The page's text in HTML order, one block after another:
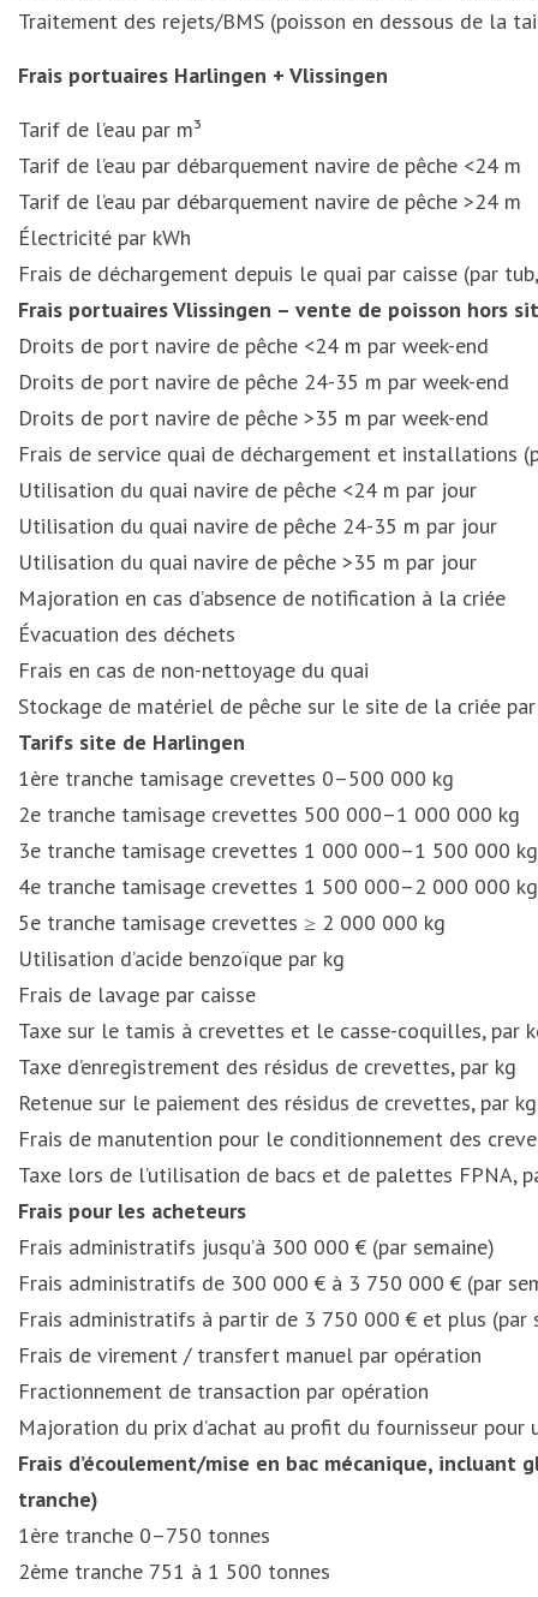
Traitement des rejets/BMS (poisson en dessous de la
Frais portuaires Harlingen + Vlissingen
Tarif de l’eau par m³
Tarif de l’eau par débarquement navire de pêche <24 m
Tarif de l’eau par débarquement navire de pêche >24 m
Électricité par kWh
Frais de déchargement depuis le quai par caisse (par
Frais portuaires Vlissingen – vente de poisson hors
Droits de port navire de pêche <24 m par week-end
Droits de port navire de pêche 24-35 m par week-end
Droits de port navire de pêche >35 m par week-end
Frais de service quai de déchargement et installations
Utilisation du quai navire de pêche <24 m par jour
Utilisation du quai navire de pêche 24-35 m par jour
Utilisation du quai navire de pêche >35 m par jour
Majoration en cas d’absence de notification à la criée
Évacuation des déchets
Frais en cas de non-nettoyage du quai
Stockage de matériel de pêche sur le site de la criée
Tarifs site de Harlingen
1ère tranche tamisage crevettes 0–500 000 kg
2e tranche tamisage crevettes 500 000–1 000 000 kg
3e tranche tamisage crevettes 1 000 000–1 500 000 kg
4e tranche tamisage crevettes 1 500 000–2 000 000 kg
5e tranche tamisage crevettes ≥ 2 000 000 kg
Utilisation d’acide benzoïque par kg
Frais de lavage par caisse
Taxe sur le tamis à crevettes et le casse-coquilles, par
Taxe d’enregistrement des résidus de crevettes, par kg
Retenue sur le paiement des résidus de crevettes, par
Frais de manutention pour le conditionnement des
Taxe lors de l’utilisation de bacs et de palettes FPNA,
Frais pour les acheteurs
Frais administratifs jusqu’à 300 000 € (par semaine)
Frais administratifs de 300 000 € à 3 750 000 € (par
Frais administratifs à partir de 3 750 000 € et plus (par
Frais de virement / transfert manuel par opération
Fractionnement de transaction par opération
Majoration du prix d’achat au profit du fournisseur pour
Frais d’écoulement/mise en bac mécanique, incluant
tranche)
1ère tranche 0–750 tonnes
2ème tranche 751 à 1 500 tonnes